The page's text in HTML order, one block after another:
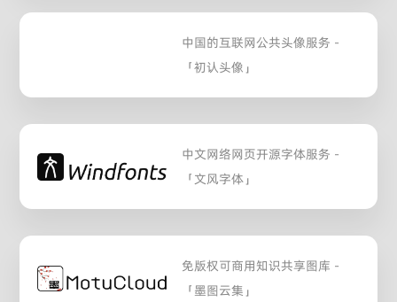
中国的互联网公共头像服务 -
「初认头像」
中文网络网页开源字体服务 -
「文风字体」
免版权可商用知识共享图库 -
「墨图云集」